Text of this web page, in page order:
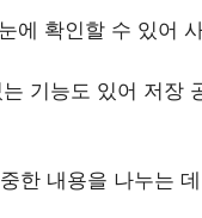
에 확인할 수 있어
기능도 있어 저장
한 내용을 나누는